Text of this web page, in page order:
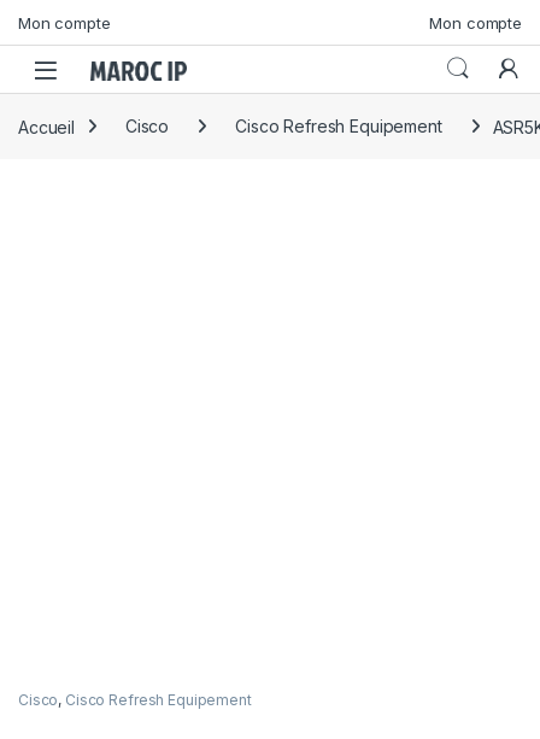
Mon compte Mon compte
Accueil Cisco Cisco Refresh Equipement
Cisco, Cisco Refresh Equipement